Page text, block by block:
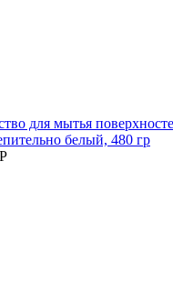
для мытья
белый, 480 гр
Р